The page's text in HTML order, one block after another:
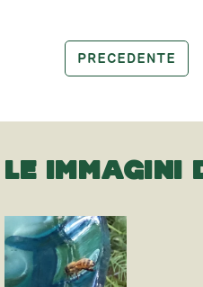
PRECEDENTE
LE IMMAGINI